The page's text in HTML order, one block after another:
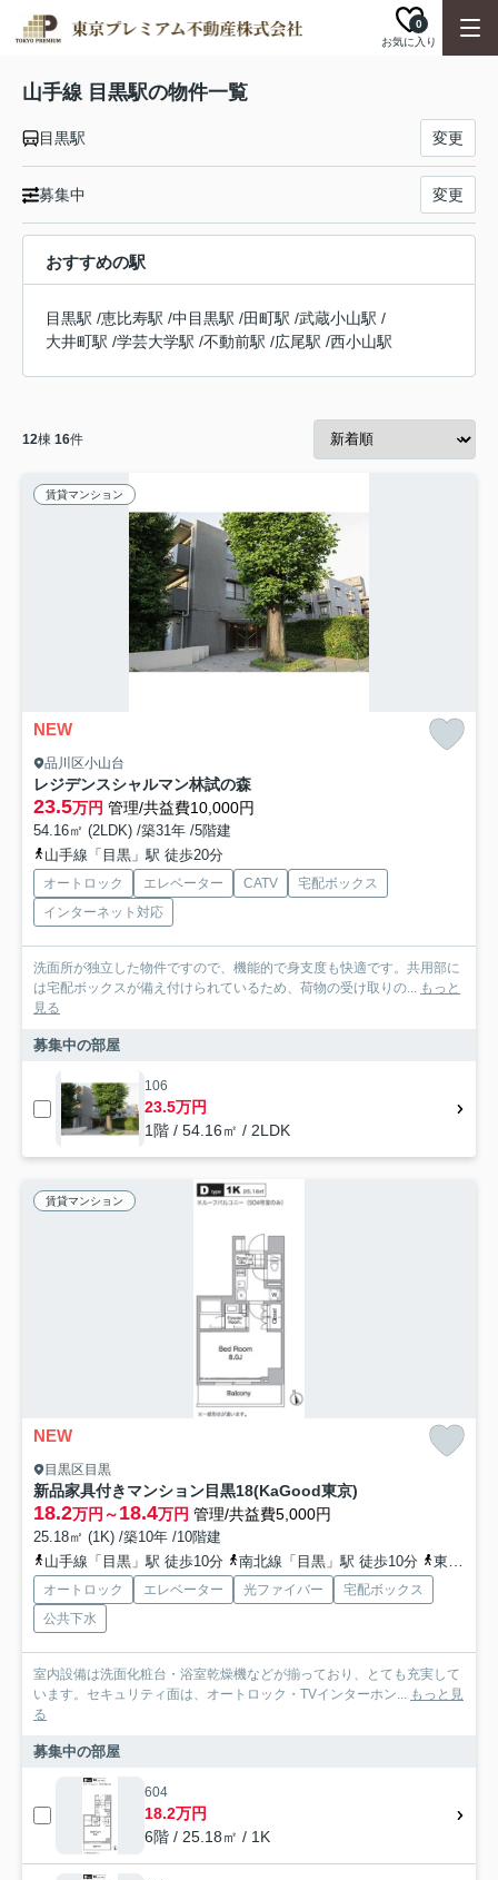
お気に入り
0
山手線 目黒駅の物件一覧
目黒駅 変更
募集中 変更
おすすめの駅
目黒駅 /恵比寿駅 /中目黒駅 /田町駅 /武蔵小山駅 /
大井町駅 /学芸大学駅 /不動前駅 /広尾駅 /西小山駅
12棟 16件
賃貸マンション
NEW
品川区小山台
レジデンスシャルマン林試の森
23.5万円 管理/共益費10,000円
54.16㎡ (2LDK) /築31年 /5階建
山手線「目黒」駅 徒歩20分
オートロック エレベーター CATV
宅配ボックス
インターネット対応
洗面所が独立した物件ですので、機能的で身支度も快適です。共用部に
は宅配ボックスが備え付けられているため、荷物の受け取りの... もっと
見る
募集中の部屋
106
23.5万円
1階 / 54.16㎡ / 2LDK
賃貸マンション
NEW
目黒区目黒
新品家具付きマンション目黒18(KaGood東京)
18.2万円～18.4万円 管理/共益費5,000円
25.18㎡ (1K) /築10年 /10階建
山手線「目黒」駅 徒歩10分
南北線「目黒」駅 徒歩10分 東急目黒線「目黒」駅 徒歩10分
オートロック エレベーター 光ファイバー
宅配ボックス
公共下水
室内設備は洗面化粧台・浴室乾燥機などが揃っており、とても充実して
います。セキュリティ面は、オートロック・TVインターホン... もっと見
る
募集中の部屋
604
18.2万円
6階 / 25.18㎡ / 1K